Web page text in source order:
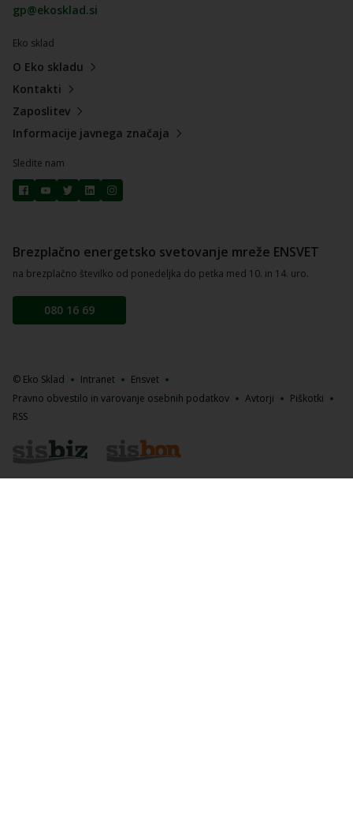
gp@ekosklad.si
Eko sklad
O Eko skladu
Kontakti
Zaposlitev
Informacije javnega značaja
Sledite nam
Brezplačno energetsko svetovanje mreže ENSVET
na brezplačno številko od ponedeljka do petka med 10. in 14. uro.
080 16 69
© Eko Sklad Intranet
Ensvet
Pravno obvestilo in varovanje osebnih podatkov
Avtorji
Piškotki
RSS